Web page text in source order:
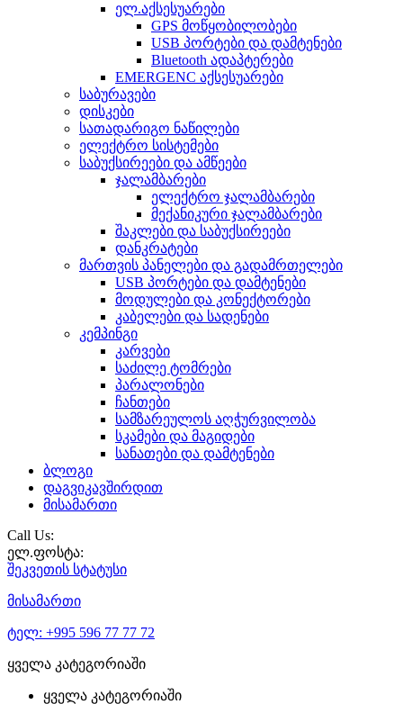
ელ.აქსესუარები
GPS მოწყობილობები
USB პორტები და დამტენები
Bluetooth ადაპტერები
EMERGENC აქსესუარები
საბურავები
დისკები
სათადარიგო ნაწილები
ელექტრო სისტემები
საბუქსირეები და ამწეები
ჯალამბარები
ელექტრო ჯალამბარები
მექანიკური ჯალამბარები
შაკლები და საბუქსირეები
დანკრატები
მართვის პანელები და გადამრთელები
USB პორტები და დამტენები
მოდულები და კონექტორები
კაბელები და სადენები
კემპინგი
კარვები
საძილე ტომრები
პარალონები
ჩანთები
სამზარეულოს აღჭურვილობა
სკამები და მაგიდები
სანათები და დამტენები
ბლოგი
დაგვიკავშირდით
მისამართი
Call Us:
ელ.ფოსტა:
შეკვეთის სტატუსი
მისამართი
ტელ: +995 596 77 77 72
ყველა კატეგორიაში
ყველა კატეგორიაში